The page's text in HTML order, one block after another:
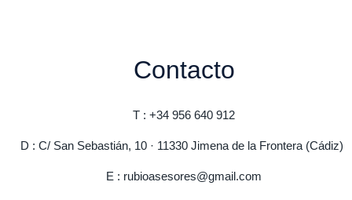
Contacto
T : +34 956 640 912
D : C/ San Sebastián, 10 · 11330 Jimena de la Frontera (Cádiz)
E : rubioasesores@gmail.com